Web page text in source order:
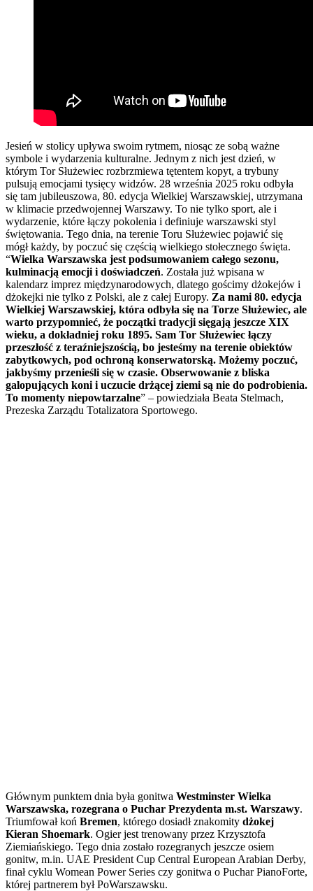
Jesień w stolicy upływa swoim rytmem, niosąc ze sobą ważne
symbole i wydarzenia kulturalne. Jednym z nich jest dzień, w
którym Tor Służewiec rozbrzmiewa tętentem kopyt, a trybuny
pulsują emocjami tysięcy widzów. 28 września 2025 roku odbyła
się tam jubileuszowa, 80. edycja Wielkiej Warszawskiej, utrzymana
w klimacie przedwojennej Warszawy. To nie tylko sport, ale i
wydarzenie, które łączy pokolenia i definiuje warszawski styl
świętowania. Tego dnia, na terenie Toru Służewiec pojawić się
mógł każdy, by poczuć się częścią wielkiego stołecznego święta.
“Wielka Warszawska jest podsumowaniem całego sezonu,
kulminacją emocji i doświadczeń. Została już wpisana w
kalendarz imprez międzynarodowych, dlatego gościmy dżokejów i
dżokejki nie tylko z Polski, ale z całej Europy. Za nami 80. edycja
Wielkiej Warszawskiej, która odbyła się na Torze Służewiec, ale
warto przypomnieć, że początki tradycji sięgają jeszcze XIX
wieku, a dokładniej roku 1895. Sam Tor Służewiec łączy
przeszłość z teraźniejszością, bo jesteśmy na terenie obiektów
zabytkowych, pod ochroną konserwatorską. Możemy poczuć,
jakbyśmy przenieśli się w czasie. Obserwowanie z bliska
galopujących koni i uczucie drżącej ziemi są nie do podrobienia.
To momenty niepowtarzalne” – powiedziała Beata Stelmach,
Prezeska Zarządu Totalizatora Sportowego.
Głównym punktem dnia była gonitwa Westminster Wielka
Warszawska, rozegrana o Puchar Prezydenta m.st. Warszawy.
Triumfował koń Bremen, którego dosiadł znakomity dżokej
Kieran Shoemark. Ogier jest trenowany przez Krzysztofa
Ziemiańskiego. Tego dnia zostało rozegranych jeszcze osiem
gonitw, m.in. UAE President Cup Central European Arabian Derby,
finał cyklu Womean Power Series czy gonitwa o Puchar PianoForte,
której partnerem był PoWarszawsku.